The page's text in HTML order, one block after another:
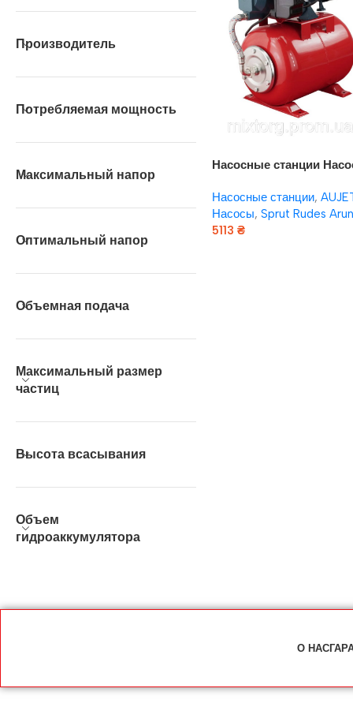
Производитель
Потребляемая мощность
Максимальный напор
Оптимальный напор
Объемная подача
Максимальный размер
частиц
Высота всасывания
Объем
гидроаккумулятора
Насосные станции
110B/24LN
Насосные станции,
Насосы, Sprut Rudes
5113 ₴
О НАС